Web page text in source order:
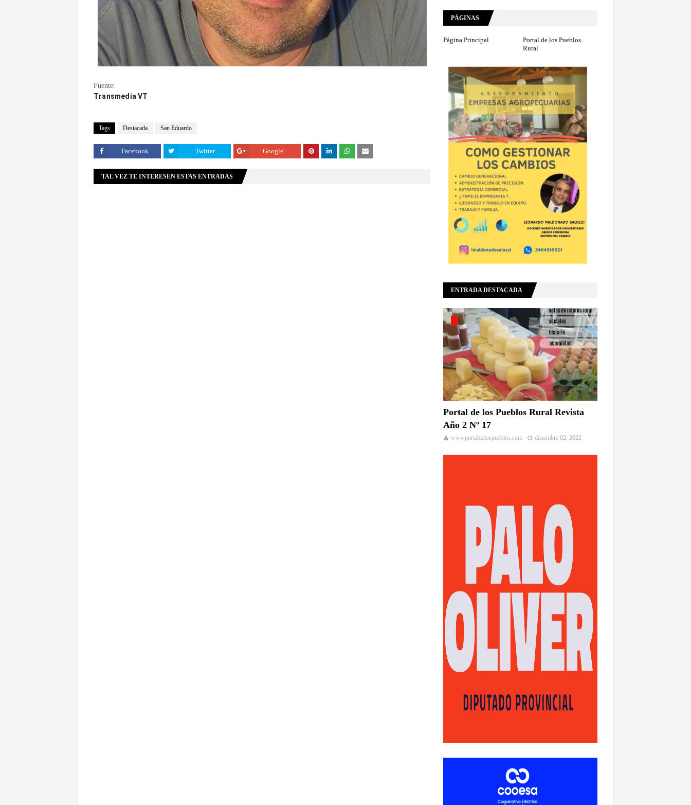
Fuente:
Transmedia VT
Tags Destacada San Eduardo
Facebook Twitter Google+
TAL VEZ TE INTERESEN ESTAS ENTRADAS
PÁGINAS
Página Principal
Portal de los Pueblos
Rural
ENTRADA DESTACADA
Portal de los Pueblos Rural Revista
Año 2 Nº 17
wwwportaldelospueblos.com diciembre 02, 2022